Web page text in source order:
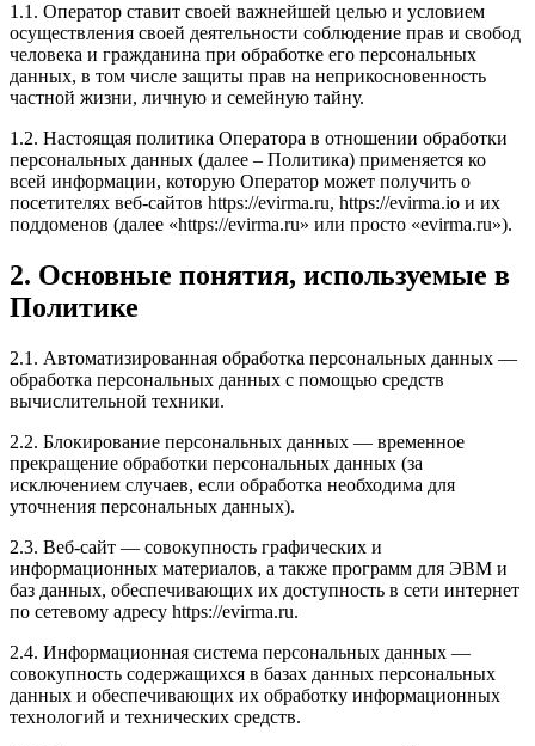
1.1. Оператор ставит своей важнейшей целью и условием
осуществления своей деятельности соблюдение прав и свобод
человека и гражданина при обработке его персональных
данных, в том числе защиты прав на неприкосновенность
частной жизни, личную и семейную тайну.
1.2. Настоящая политика Оператора в отношении обработки
персональных данных (далее – Политика) применяется ко
всей информации, которую Оператор может получить о
посетителях веб-сайтов https://evirma.ru, https://evirma.io и их
поддоменов (далее «https://evirma.ru» или просто «evirma.ru»).
2. Основные понятия, используемые в
Политике
2.1. Автоматизированная обработка персональных данных —
обработка персональных данных с помощью средств
вычислительной техники.
2.2. Блокирование персональных данных — временное
прекращение обработки персональных данных (за
исключением случаев, если обработка необходима для
уточнения персональных данных).
2.3. Веб-сайт — совокупность графических и
информационных материалов, а также программ для ЭВМ и
баз данных, обеспечивающих их доступность в сети интернет
по сетевому адресу https://evirma.ru.
2.4. Информационная система персональных данных —
совокупность содержащихся в базах данных персональных
данных и обеспечивающих их обработку информационных
технологий и технических средств.